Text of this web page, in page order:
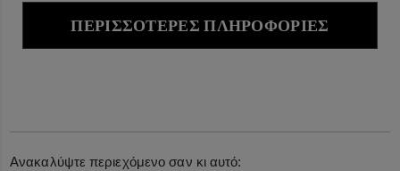
ΠΕΡΙΣΣΌΤΕΡΕΣ ΠΛΗΡΟΦΟΡΊΕΣ
Ανακαλύψτε περιεχόμενο σαν κι αυτό: